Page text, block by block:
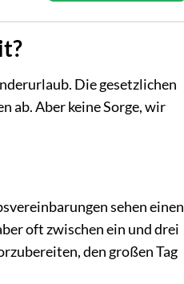
Die gesetzlichen
ab. Aber keine Sorge, wir
sehen einen
oft zwischen ein und drei
den großen Tag